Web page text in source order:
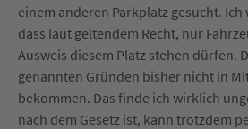
einem anderen Parkplatz gesucht. Ich
dass laut geltendem Recht, nur
Ausweis diesem Platz stehen dürfen.
genannten Gründen bisher nicht in
bekommen. Das finde ich wirklich
nach dem Gesetz ist, kann trotzdem